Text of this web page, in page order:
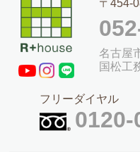
〒454-
名古屋
国松工
フリーダイヤル
0120-